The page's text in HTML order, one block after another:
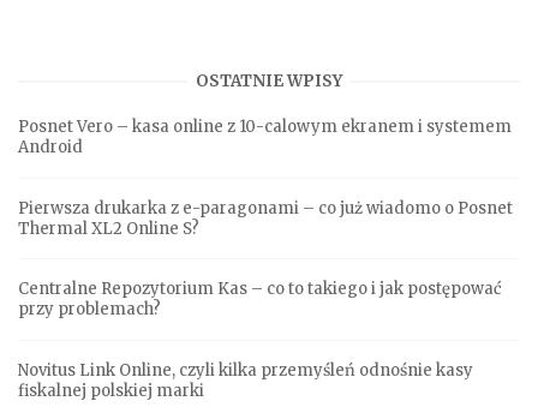
OSTATNIE WPISY
Posnet Vero – kasa online z 10-calowym ekranem i systemem
Android
Pierwsza drukarka z e-paragonami – co już wiadomo o Posnet
Thermal XL2 Online S?
Centralne Repozytorium Kas – co to takiego i jak postępować
przy problemach?
Novitus Link Online, czyli kilka przemyśleń odnośnie kasy
fiskalnej polskiej marki